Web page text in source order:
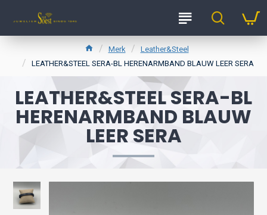
Merk
Leather&Steel
LEATHER&STEEL SERA-BL HERENARMBAND BLAUW LEER SERA
LEATHER&STEEL SERA-BL
HERENARMBAND BLAUW
LEER SERA